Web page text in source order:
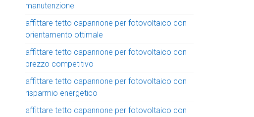
manutenzione
affittare tetto capannone per fotovoltaico con
orientamento ottimale
affittare tetto capannone per fotovoltaico con
prezzo competitivo
affittare tetto capannone per fotovoltaico con
risparmio energetico
affittare tetto capannone per fotovoltaico con